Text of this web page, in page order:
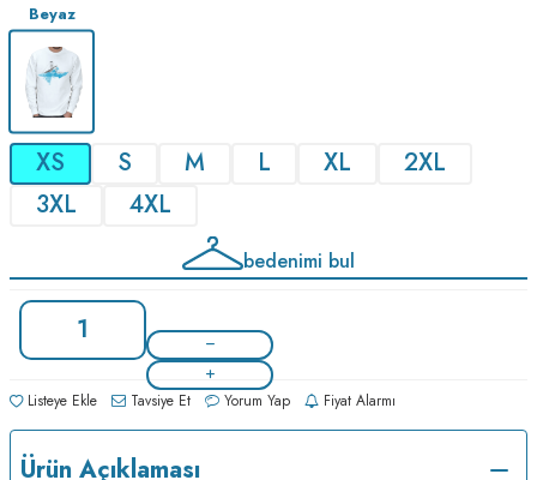
Beyaz
XS S M L XL
2XL
3XL
4XL
bedenimi bul
Listeye Ekle Tavsiye Et Yorum Yap Fiyat Alarmı
Ürün Açıklaması